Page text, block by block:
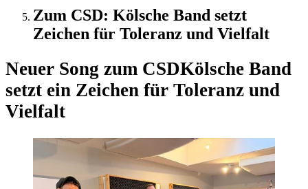
Zum CSD: Kölsche Band setzt
Zeichen für Toleranz und Vielfalt
Neuer Song zum CSDKölsche Band
setzt ein Zeichen für Toleranz und
Vielfalt